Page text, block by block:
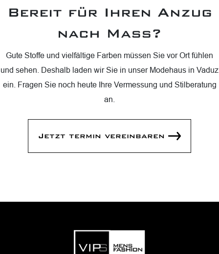
Bereit für Ihren Anzug
nach Mass?
Gute Stoffe und vielfältige Farben müssen Sie vor Ort fühlen
und sehen. Deshalb laden wir Sie in unser Modehaus in Vaduz
ein. Fragen Sie noch heute Ihre Vermessung und Stilberatung
an.
Jetzt termin vereinbaren